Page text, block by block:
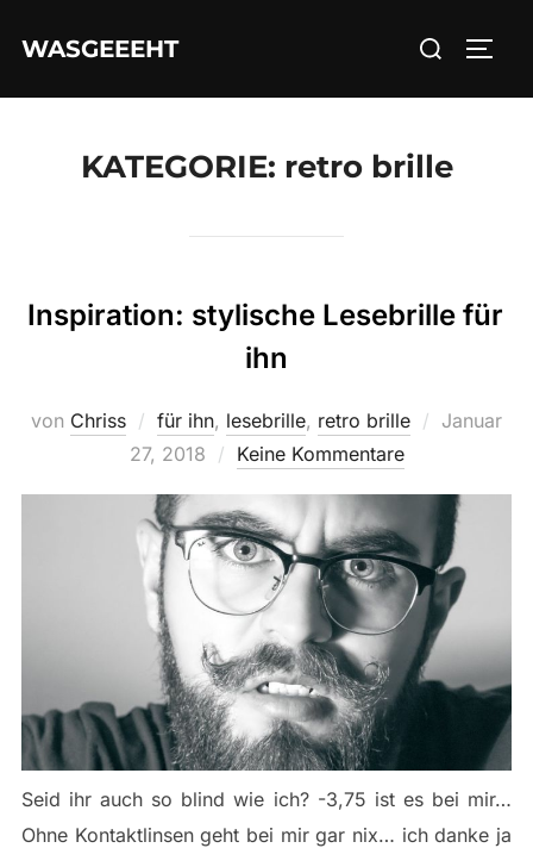
InhaltWASGEEEHT
Suchen
KATEGORIE: retro brille
Inspiration: stylische Lesebrille für
ihn
von Chriss für ihn, lesebrille, retro brille
Januar
27, 2018
Keine Kommentare
Seid ihr auch so blind wie ich? -3,75 ist es bei mir…
Ohne Kontaktlinsen geht bei mir gar nix… ich danke ja